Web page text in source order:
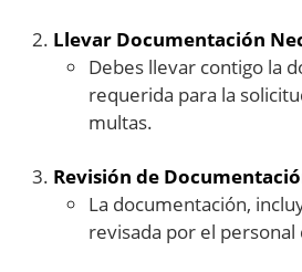
Llevar Documentación
Debes llevar contigo la
requerida para la
multas.
Revisión de
La documentación,
revisada por el personal